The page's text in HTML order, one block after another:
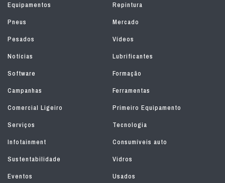
Equipamentos
Repintura
Pneus
Mercado
Pesados
Vídeos
Notícias
Lubrificantes
Software
Formação
Campanhas
Ferramentas
Comercial Ligeiro
Primeiro Equipamento
Serviços
Tecnologia
Infotainment
Consumíveis auto
Sustentabilidade
Vidros
Eventos
Usados